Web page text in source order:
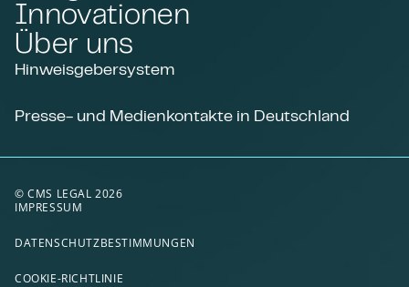
Innovationen
Über uns
Hinweisgebersystem
Presse- und Medienkontakte in Deutschland
© CMS LEGAL 2026
IMPRESSUM
DATENSCHUTZBESTIMMUNGEN
COOKIE-RICHTLINIE